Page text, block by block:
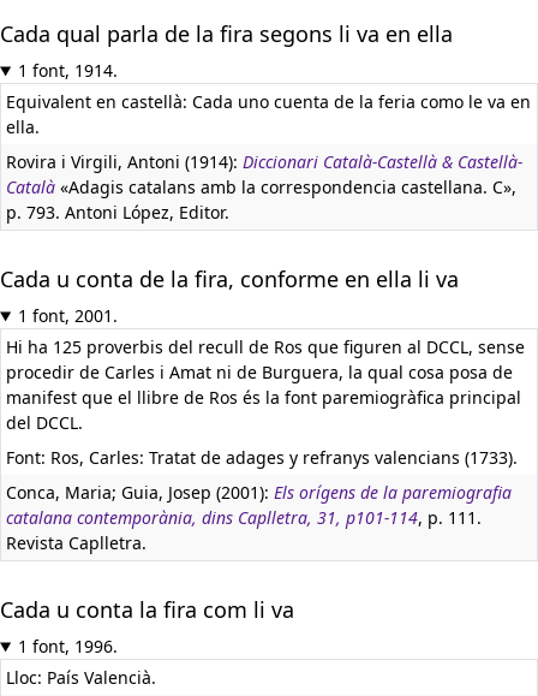
Cada qual parla de la fira segons li va en ella
1 font, 1914.
Equivalent en castellà: Cada uno cuenta de la feria como le va en
ella.
Rovira i Virgili, Antoni (1914): Diccionari Català-Castellà & Castellà-
Català «Adagis catalans amb la correspondencia castellana. C»,
p. 793. Antoni López, Editor.
Cada u conta de la fira, conforme en ella li va
1 font, 2001.
Hi ha 125 proverbis del recull de Ros que figuren al DCCL, sense
procedir de Carles i Amat ni de Burguera, la qual cosa posa de
manifest que el llibre de Ros és la font paremiogràfica principal
del DCCL.
Font: Ros, Carles: Tratat de adages y refranys valencians (1733).
Conca, Maria; Guia, Josep (2001): Els orígens de la paremiografia
catalana contemporània, dins Caplletra, 31, p101-114, p. 111.
Revista Caplletra.
Cada u conta la fira com li va
1 font, 1996.
Lloc: País Valencià.